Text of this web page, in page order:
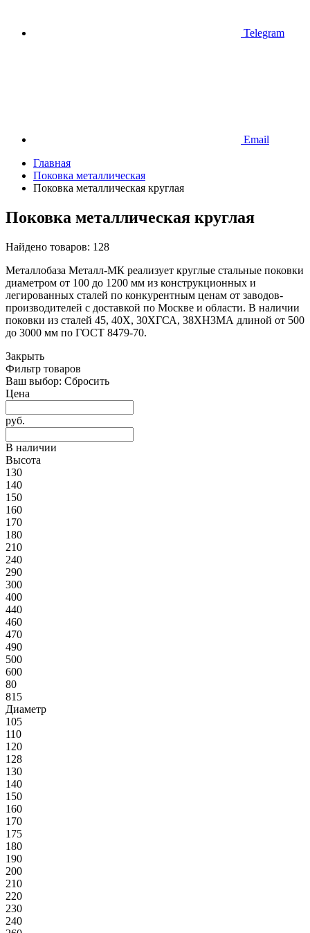
Telegram
Email
Главная
Поковка металлическая
Поковка металлическая круглая
Поковка металлическая круглая
Найдено товаров: 128
Металлобаза Металл-МК реализует круглые стальные поковки
диаметром от 100 до 1200 мм из конструкционных и
легированных сталей по конкурентным ценам от заводов-
производителей с доставкой по Москве и области. В наличии
поковки из сталей 45, 40Х, 30ХГСА, 38ХН3МА длиной от 500
до 3000 мм по ГОСТ 8479-70.
Закрыть
Фильтр товаров
Ваш выбор: Сбросить
Цена
руб.
В наличии
Высота
130
140
150
160
170
180
210
240
290
300
400
440
460
470
490
500
600
80
815
Диаметр
105
110
120
128
130
140
150
160
170
175
180
190
200
210
220
230
240